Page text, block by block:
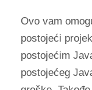
Ovo vam
postojeći
postojećim
postojećeg